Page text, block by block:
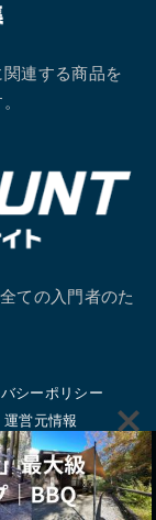
連する商品を
ての入門者のた
シーポリシー
運営元情報